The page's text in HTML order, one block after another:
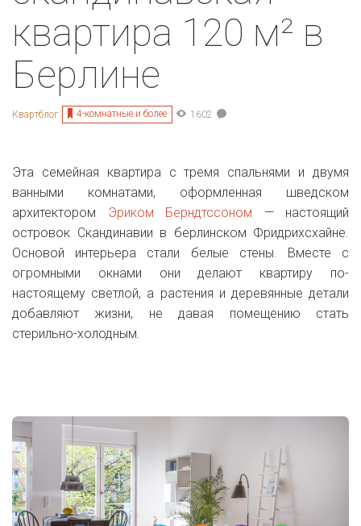
квартира 120 м² в
Берлине
Квартблог 4-комнатные и более 1602
Эта семейная квартира с тремя спальнями и двумя
ванными комнатами, оформленная шведском
архитектором Эриком Берндтссоном — настоящий
островок Скандинавии в берлинском Фридрихсхайне.
Основой интерьера стали белые стены. Вместе с
огромными окнами они делают квартиру по-
настоящему светлой, а растения и деревянные детали
добавляют жизни, не давая помещению стать
стерильно-холодным.